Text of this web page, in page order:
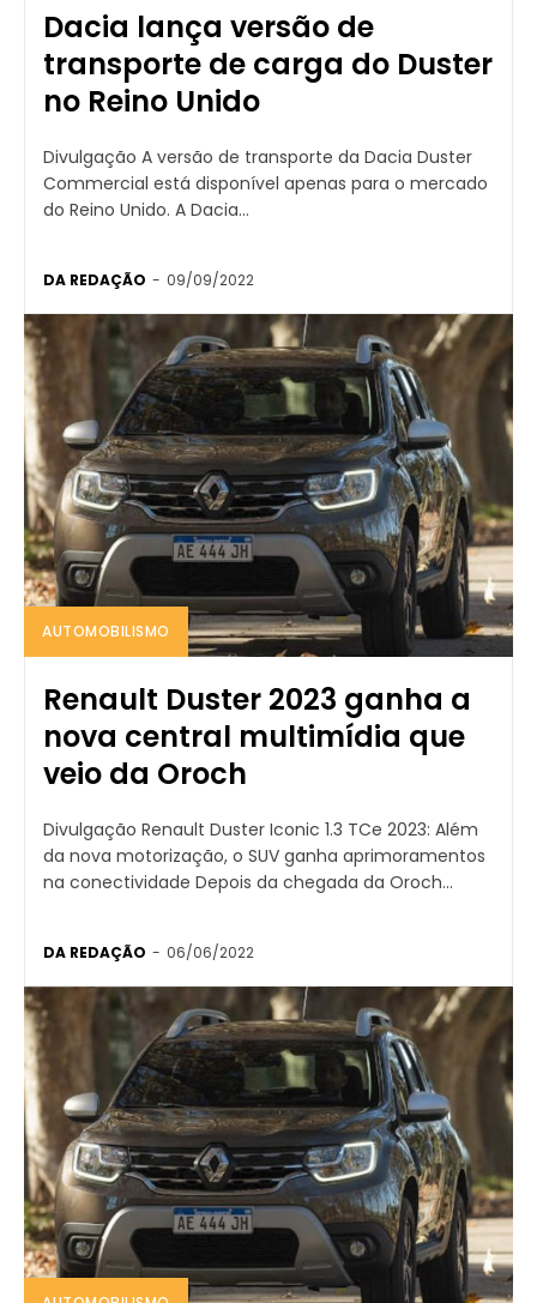
Dacia lança versão de
transporte de carga do Duster
no Reino Unido
Divulgação A versão de transporte da Dacia Duster
Commercial está disponível apenas para o mercado
do Reino Unido. A Dacia...
DA REDAÇÃO - 09/09/2022
AUTOMOBILISMO
Renault Duster 2023 ganha a
nova central multimídia que
veio da Oroch
Divulgação Renault Duster Iconic 1.3 TCe 2023: Além
da nova motorização, o SUV ganha aprimoramentos
na conectividade Depois da chegada da Oroch...
DA REDAÇÃO - 06/06/2022